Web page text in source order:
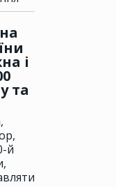
і
та
й